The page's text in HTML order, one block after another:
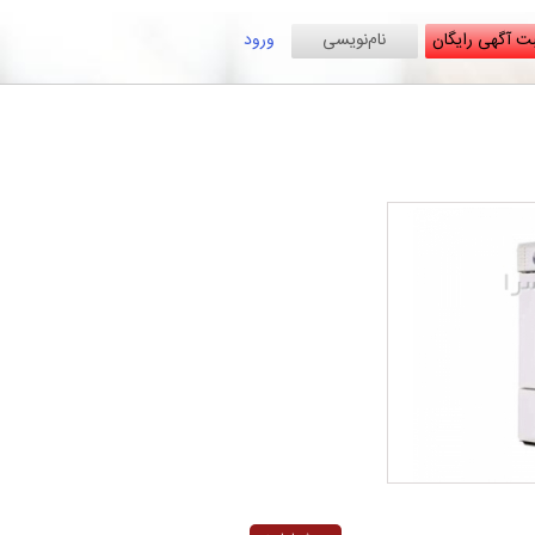
ورود نام‌نویسی آگهی رایگان